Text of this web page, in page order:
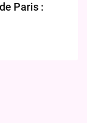
Paris :